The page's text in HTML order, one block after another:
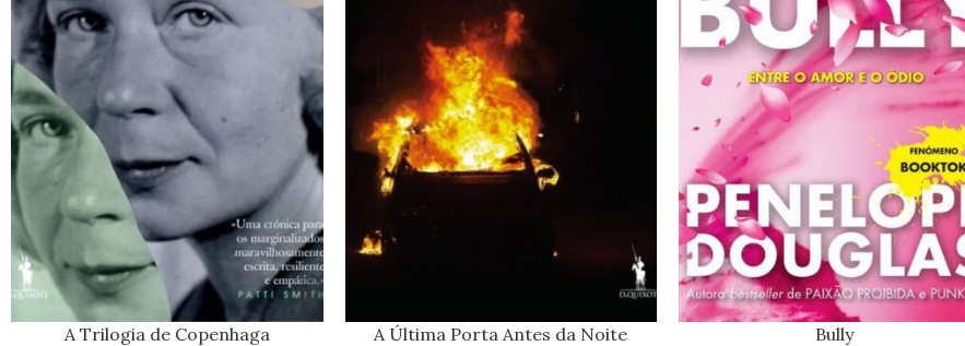
A Trilogia de Copenhaga
A Última Porta Antes da Noite
Bully